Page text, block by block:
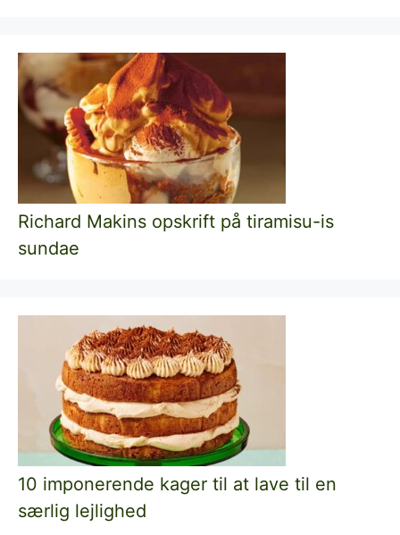
Richard Makins opskrift på tiramisu-is
sundae
10 imponerende kager til at lave til en
særlig lejlighed